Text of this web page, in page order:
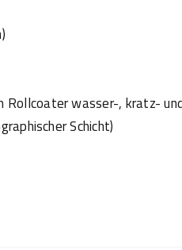
Rollcoater wasser-, kratz-
Schicht)